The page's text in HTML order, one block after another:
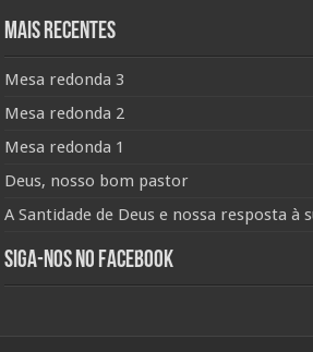
Mais Recentes
Mesa redonda 3
Mesa redonda 2
Mesa redonda 1
Deus, nosso bom pastor
A Santidade de Deus e nossa resposta à
Siga-nos no Facebook